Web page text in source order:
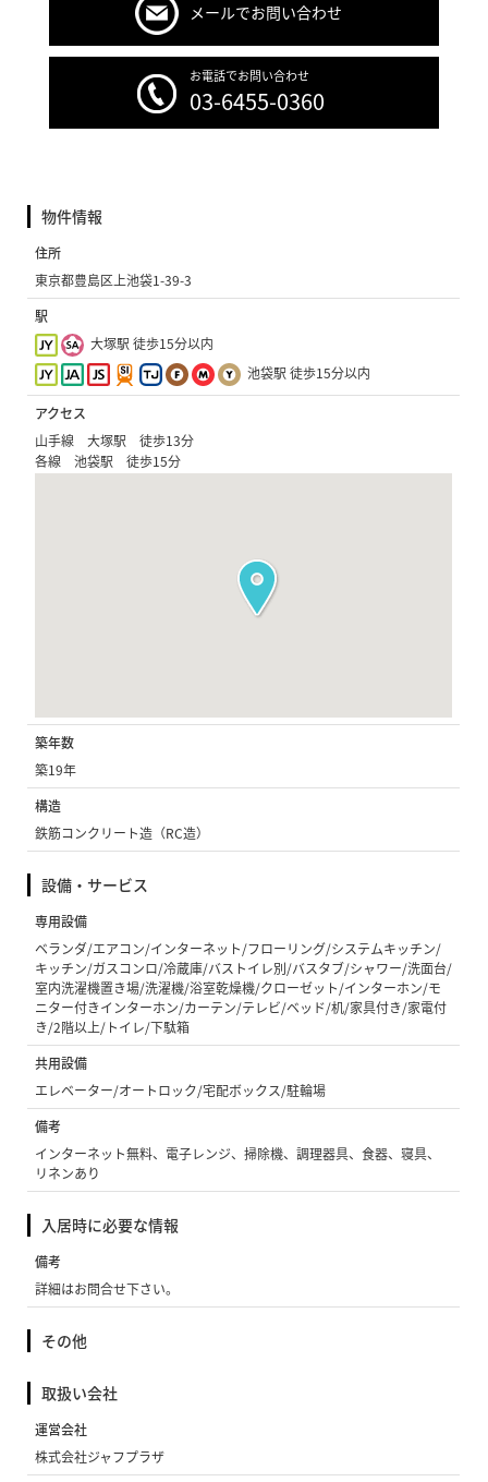
メールでお問い合わせ
お電話でお問い合わせ
03-6455-0360
物件情報
住所
東京都豊島区上池袋1-39-3
駅
大塚駅 徒歩15分以内
池袋駅 徒歩15分以内
アクセス
山手線 大塚駅 徒歩13分
各線 池袋駅 徒歩15分
築年数
築19年
構造
鉄筋コンクリート造（RC造）
設備・サービス
専用設備
ベランダ/エアコン/インターネット/フローリング/システムキッチン/
キッチン/ガスコンロ/冷蔵庫/バストイレ別/バスタブ/シャワー/洗面台/
室内洗濯機置き場/洗濯機/浴室乾燥機/クローゼット/インターホン/モ
ニター付きインターホン/カーテン/テレビ/ベッド/机/家具付き/家電付
き/2階以上/トイレ/下駄箱
共用設備
エレベーター/オートロック/宅配ボックス/駐輪場
備考
インターネット無料、電子レンジ、掃除機、調理器具、食器、寝具、
リネンあり
入居時に必要な情報
備考
詳細はお問合せ下さい。
その他
取扱い会社
運営会社
株式会社ジャフプラザ